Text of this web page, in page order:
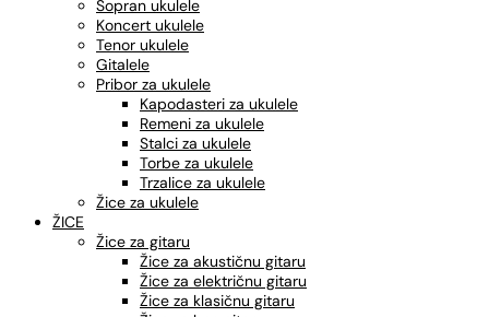
Sopran ukulele
Koncert ukulele
Tenor ukulele
Gitalele
Pribor za ukulele
Kapodasteri za ukulele
Remeni za ukulele
Stalci za ukulele
Torbe za ukulele
Trzalice za ukulele
Žice za ukulele
ŽICE
Žice za gitaru
Žice za akustičnu gitaru
Žice za električnu gitaru
Žice za klasičnu gitaru